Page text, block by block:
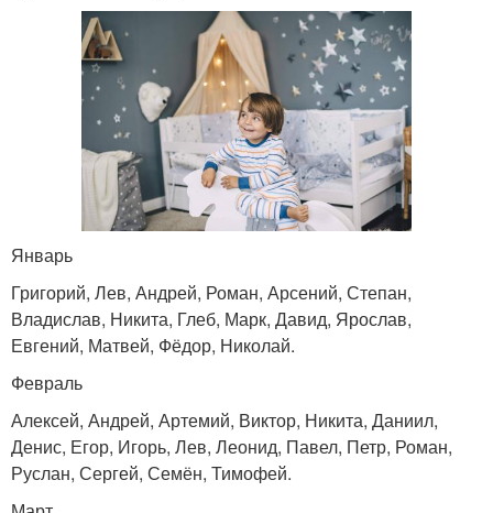
Январь
Григорий, Лев, Андрей, Роман, Арсений, Степан,
Владислав, Никита, Глеб, Марк, Давид, Ярослав,
Евгений, Матвей, Фёдор, Николай.
Февраль
Алексей, Андрей, Артемий, Виктор, Никита, Даниил,
Денис, Егор, Игорь, Лев, Леонид, Павел, Петр, Роман,
Руслан, Сергей, Семён, Тимофей.